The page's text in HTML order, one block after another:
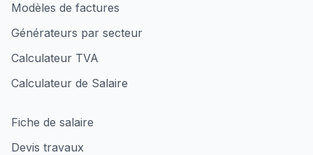
Modèles de factures
Générateurs par secteur
Calculateur TVA
Calculateur de Salaire
Fiche de salaire
Devis travaux